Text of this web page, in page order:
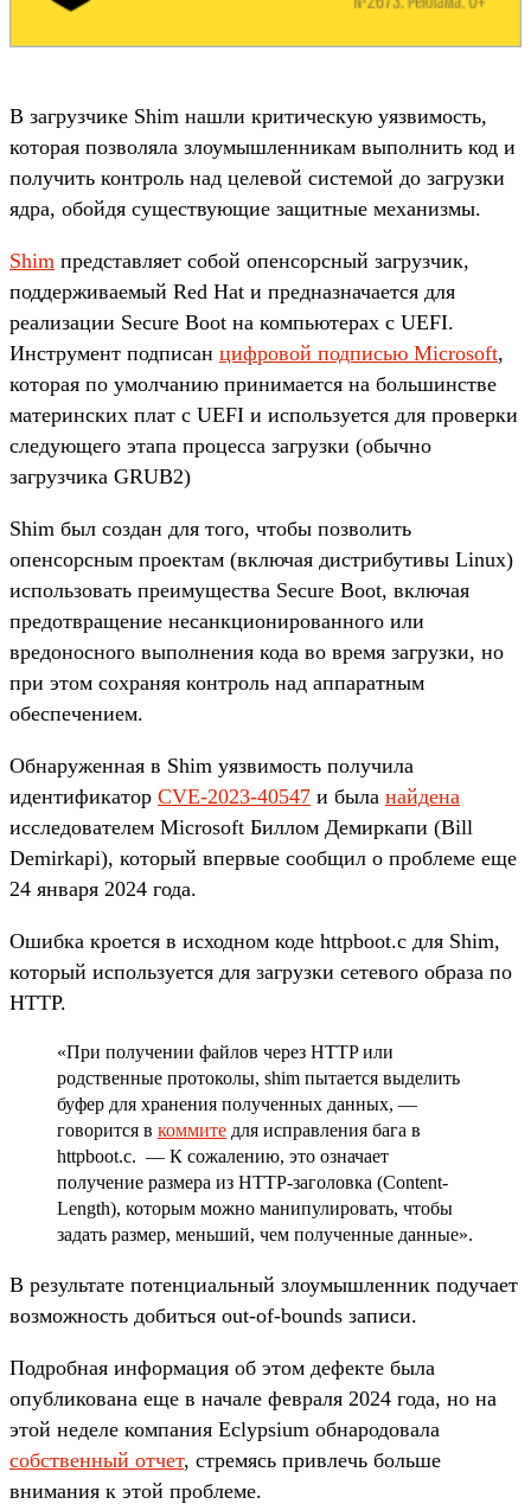
В загрузчике Shim нашли критическую уязвимость,
которая позволяла злоумышленникам выполнить код и
получить контроль над целевой системой до загрузки
ядра, обойдя существующие защитные механизмы.
Shim представляет собой опенсорсный загрузчик,
поддерживаемый Red Hat и предназначается для
реализации Secure Boot на компьютерах с UEFI.
Инструмент подписан цифровой подписью Microsoft,
которая по умолчанию принимается на большинстве
материнских плат с UEFI и используется для проверки
следующего этапа процесса загрузки (обычно
загрузчика GRUB2)
Shim был создан для того, чтобы позволить
опенсорсным проектам (включая дистрибутивы Linux)
использовать преимущества Secure Boot, включая
предотвращение несанкционированного или
вредоносного выполнения кода во время загрузки, но
при этом сохраняя контроль над аппаратным
обеспечением.
Обнаруженная в Shim уязвимость получила
идентификатор CVE-2023-40547 и была найдена
исследователем Microsoft Биллом Демиркапи (Bill
Demirkapi), который впервые сообщил о проблеме еще
24 января 2024 года.
Ошибка кроется в исходном коде httpboot.c для Shim,
который используется для загрузки сетевого образа по
HTTP.
«При получении файлов через HTTP или
родственные протоколы, shim пытается выделить
буфер для хранения полученных данных, —
говорится в коммите для исправления бага в
httpboot.c. — К сожалению, это означает
получение размера из HTTP-заголовка (Content-
Length), которым можно манипулировать, чтобы
задать размер, меньший, чем полученные данные».
В результате потенциальный злоумышленник подучает
возможность добиться out-of-bounds записи.
Подробная информация об этом дефекте была
опубликована еще в начале февраля 2024 года, но на
этой неделе компания Eclypsium обнародовала
собственный отчет, стремясь привлечь больше
внимания к этой проблеме.